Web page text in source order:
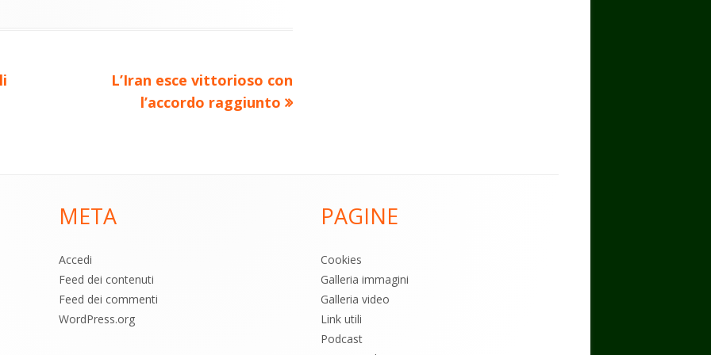
Nuovo
articolo:
L’Iran esce vittorioso con
l’accordo raggiunto
META
Accedi
Feed dei contenuti
Feed dei commenti
WordPress.org
PAGINE
Cookies
Galleria immagini
Galleria video
Link utili
Podcast